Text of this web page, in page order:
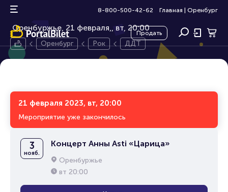
8-800-500-42-62 Главная Оренбург
Продать
ДДТ
Оренбуржье, 21 февраля, вт, 20:00
Оренбург Рок ДДТ
21 февраля 2023, вт, 20:00
Мероприятие уже закончилось
3
нояб.
Концерт Анны Asti «Царица»
Оренбуржье
вт 20:00